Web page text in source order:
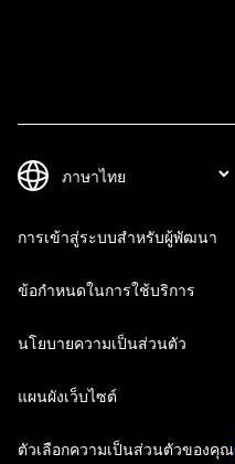
การเข้าสู่ระบบสำหรับผู้พัฒนา
ข้อกำหนดในการใช้บริการ
นโยบายความเป็นส่วนตัว
แผนผังเว็บไซต์
ตัวเลือกความเป็นส่วนตัวของคุณ